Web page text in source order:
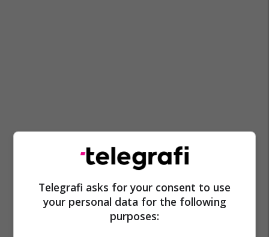
Telegrafi asks for your consent to use
your personal data for the following
purposes: